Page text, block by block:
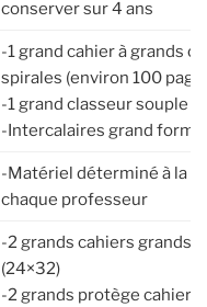
conserver sur 4 ans
-1 grand cahier à grands
spirales (environ 100
-1 grand classeur souple
-Intercalaires grand
-Matériel déterminé à la
chaque professeur
-2 grands cahiers grands
(24×32)
-2 grands protège cahiers